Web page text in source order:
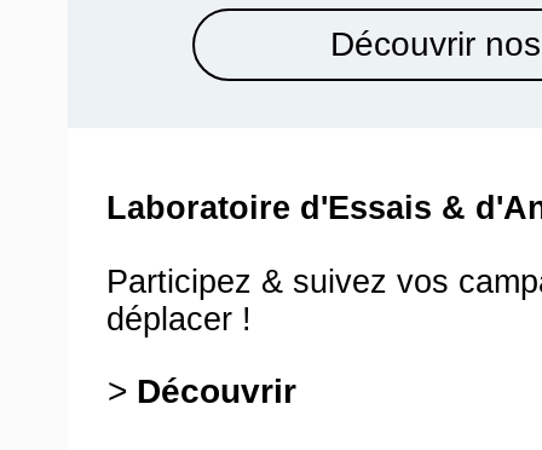
Découvrir
Laboratoire d'Essais &
Participez & suivez vos
déplacer !
> Découvrir